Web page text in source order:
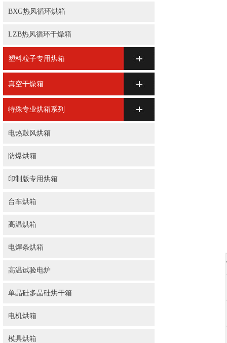
BXG热风循环烘箱
LZB热风循环干燥箱
塑料粒子专用烘箱
真空干燥箱
特殊专业烘箱系列
电热鼓风烘箱
防爆烘箱
印制版专用烘箱
台车烘箱
高温烘箱
电焊条烘箱
高温试验电炉
单晶硅多晶硅烘干箱
电机烘箱
模具烘箱